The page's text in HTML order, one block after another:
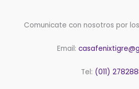
Comunicate con nosotros por
Email:
Tel: (011)